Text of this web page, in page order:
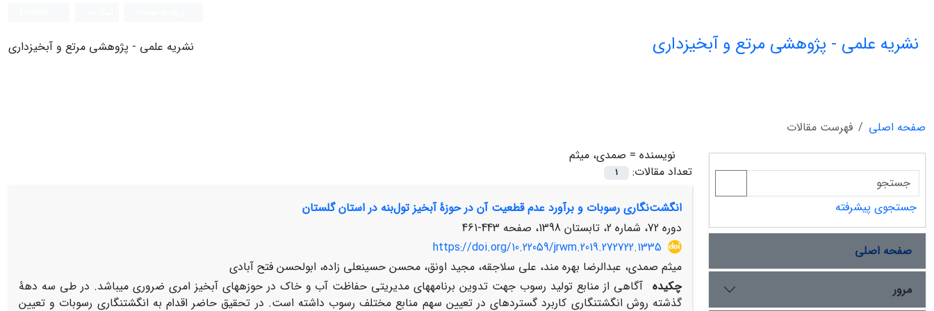
نشریه علمی - پژوهشی مرتع و آبخیزداری نشریه علمی - پژوهشی مرتع و آبخیزداری
صفحه اصلی
فهرست مقالات
نویسنده = صمدی، میثم
تعداد مقالات:
1
انگشت‌نگاری رسوبات و برآورد عدم قطعیت آن در حوزۀ آبخیز تول‌بنه در استان گلستان
دوره 72، شماره 2، تابستان 1398، صفحه
443-461
https://doi.org/10.22059/jrwm.2019.272722.1335
میثم صمدی، عبدالرضا بهره مند، علی سلاجقه، مجید اونق، محسن حسینعلی زاده، ابولحسن فتح آبادی
چکیده آگاهی از منابع تولید رسوب جهت تدوین برنامه­های مدیریتی حفاظت آب و خاک در حوزه­های آبخیز امری ضروری می­باشد. در طی سه دهۀ
گذشته روش انگشت­نگاری کاربرد گسترده­ای در تعیین سهم منابع مختلف رسوب داشته است. در تحقیق حاضر اقدام به انگشت­نگاری رسوبات و تعیین
جستجوی پیشرفته
صفحه اصلی
مرور